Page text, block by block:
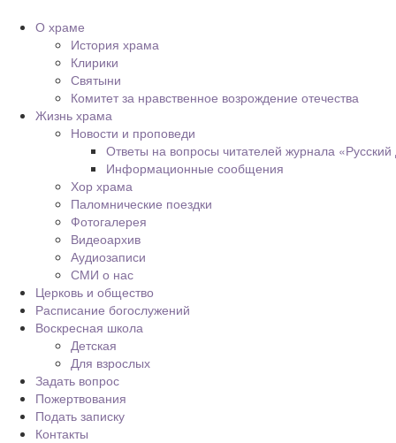
О храме
История храма
Клирики
Святыни
Комитет за нравственное возрождение отечества
Жизнь храма
Новости и проповеди
Ответы на вопросы читателей журнала
Информационные сообщения
Хор храма
Паломнические поездки
Фотогалерея
Видеоархив
Аудиозаписи
СМИ о нас
Церковь и общество
Расписание богослужений
Воскресная школа
Детская
Для взрослых
Задать вопрос
Пожертвования
Подать записку
Контакты